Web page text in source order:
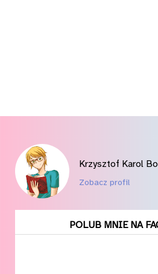
Krzysztof Karol
Zobacz profil
POLUB MNIE NA